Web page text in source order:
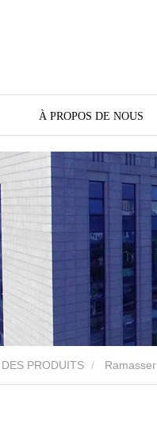
À PROPOS DE NOUS
DES PRODUITS Ramasser